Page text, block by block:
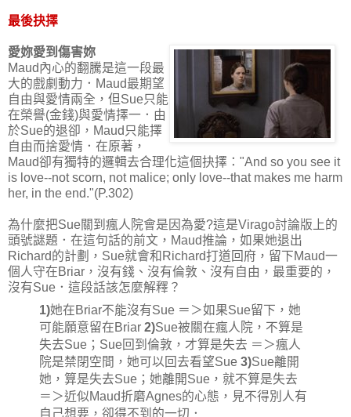
最後抉擇
愛妳愛到傷害妳
Maud內心的翻騰是這一段最
大的戲劇動力．Maud最期望
自由與愛情兩全，但Sue只能
在榮譽(金錢)與愛情擇一．由
於Sue的退卻，Maud只能擇
自由而捨愛情．在原著，
Maud卻有獨特的邏輯去合理化這個抉擇："And so you see it
is love--not scorn, not malice; only love--that makes me harm
her, in the end."(P.302)
為什麼把Sue關到瘋人院會是因為愛?這是Virago討論版上的
頭號謎題．在這句話的前文，Maud推論，如果她退出
Richard的計劃，Sue就會和Richard打道回府，留下Maud一
個人守在Briar，沒有錢、沒有倫敦、沒有自由，最重要的，
沒有Sue．這段話該怎麼解釋？
1)她在Briar不能沒有Sue ＝＞如果Sue留下，她
可能願意留在Briar 2)Sue被關在瘋人院，不算是
失去Sue；Sue回到倫敦，才算是失去 ＝＞瘋人
院是禁閉空間，她可以回去看望Sue 3)Sue離開
她，算是失去Sue；她離開Sue，就不算是失去
＝＞近似Maud折磨Agnes的心態，見不得別人有
自己想要，卻得不到的一切．